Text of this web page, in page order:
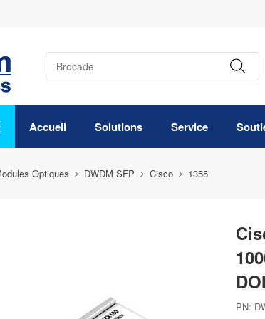
Accueil Solutions Service
Optiques DWDM SFP Cisco 1355
PN: